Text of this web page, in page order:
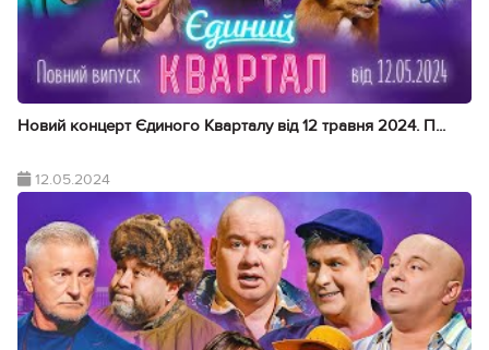
Новий концерт Єдиного Кварталу від 12 травня 2024. П...
12.05.2024